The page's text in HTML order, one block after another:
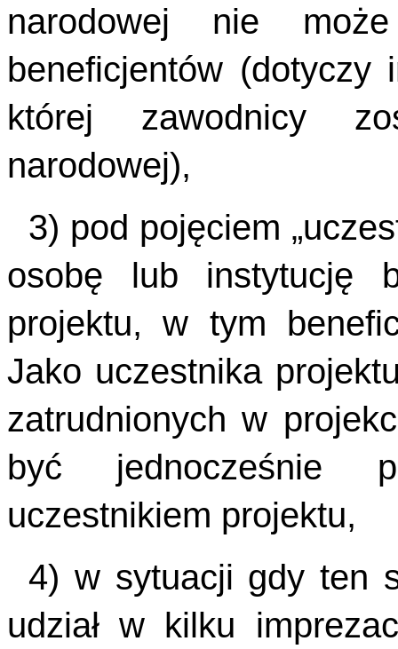
narodowej nie
beneficjentów
której zawodnicy
narodowej),
3) pod pojęciem
osobę lub instytucję
projektu, w tym
Jako uczestnika
zatrudnionych w
być jednocześnie
uczestnikiem projektu,
4) w sytuacji gdy ten
udział w kilku